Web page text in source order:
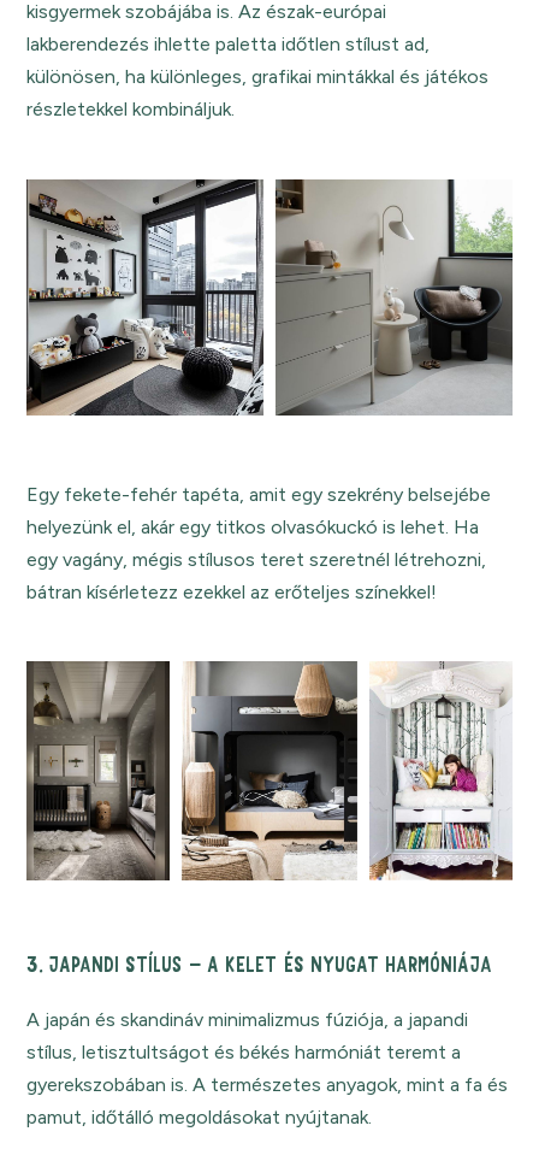
kisgyermek szobájába is. Az észak-európai
lakberendezés ihlette paletta időtlen stílust ad,
különösen, ha különleges, grafikai mintákkal és játékos
részletekkel kombináljuk.
Egy fekete-fehér tapéta, amit egy szekrény belsejébe
helyezünk el, akár egy titkos olvasókuckó is lehet. Ha
egy vagány, mégis stílusos teret szeretnél létrehozni,
bátran kísérletezz ezekkel az erőteljes színekkel!
3. JAPANDI STÍLUS – A KELET ÉS NYUGAT HARMÓNIÁJA
A japán és skandináv minimalizmus fúziója, a japandi
stílus, letisztultságot és békés harmóniát teremt a
gyerekszobában is. A természetes anyagok, mint a fa és
pamut, időtálló megoldásokat nyújtanak.